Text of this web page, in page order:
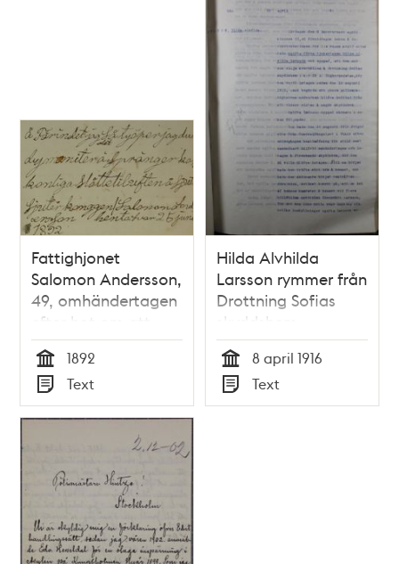
Fattighjonet
Salomon Andersson,
49, omhändertagen
efter hot om att
spränga slottet i
luften - dårdiariet
sommaren 1892
Tid
1892
Typ
Text
Hilda Alvhilda
Larsson rymmer från
Drottning Sofias
skyddshem -
polisrapport
Tid
8 april 1916
Typ
Text